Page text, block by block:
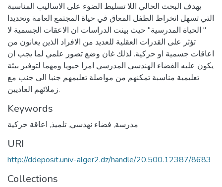
يهدف البحث الحالي اللا تسليط الضوء على الاساليب المناسبة
التي تسهل انخراط الطفل المعاق في حياة المجتمع العامة وتحديدا
" الحياة المدرسية" حيث بينت الدراسات ان الاعقات الجسمية لا
تؤثر على القدرات العقلية للعديد من الافراد الذين يعانون من
اعاقات جسمية او حركية. لذلك غان وضع تصور علمي لما يجب ان
يكون عليه الفضاء الهندسي المدرسي امرا حيويا ومهما لتوفير بيئة
تعليمية مناسبة تمكنهم من مواصلة تعليمهم جنبا الى جنب مع
زملائهم العاديين.
Keywords
مدرسة, فضاء نهدسي,تلميذ, اعاقة حركية
URI
http://ddeposit.univ-alger2.dz/handle/20.500.12387/8683
Collections